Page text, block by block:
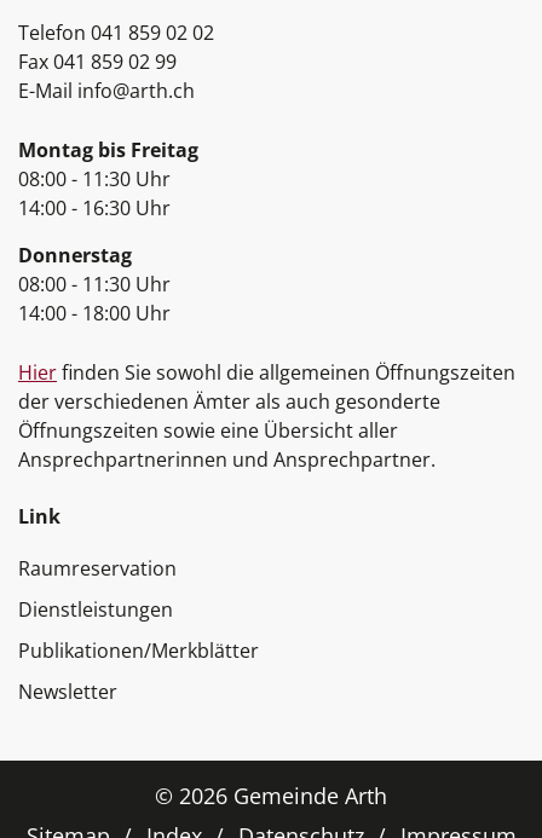
Telefon 041 859 02 02
Fax041 859 02 99
E-Mail info@arth.ch
Öffnungszeiten
Montag bis Freitag
08:00 - 11:30 Uhr
14:00 - 16:30 Uhr
Donnerstag
08:00 - 11:30 Uhr
14:00 - 18:00 Uhr
Hierfinden Sie sowohl die allgemeinen Öffnungszeiten
der verschiedenen Ämter als auch gesonderte
Öffnungszeiten sowie eine Übersicht aller
Ansprechpartnerinnen und Ansprechpartner.
Link
Raumreservation
Dienstleistungen
Publikationen/Merkblätter
Newsletter
© 2026 Gemeinde Arth